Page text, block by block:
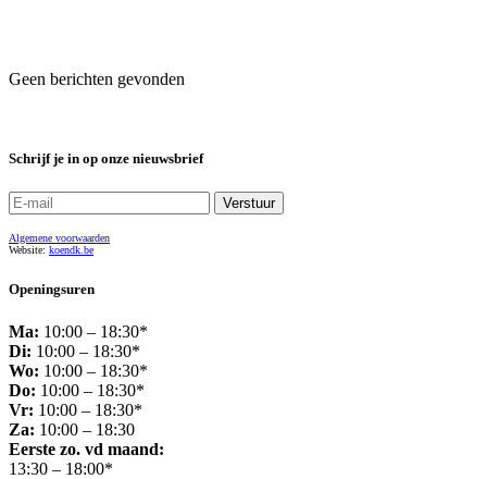
Geen berichten gevonden
Schrijf je in op onze nieuwsbrief
Algemene voorwaarden
Website: koendk.be
Openingsuren
Ma: 10:00 – 18:30*
Di: 10:00 – 18:30*
Wo: 10:00 – 18:30*
Do: 10:00 – 18:30*
Vr: 10:00 – 18:30*
Za: 10:00 – 18:30
Eerste zo. vd maand:
13:30 – 18:00*